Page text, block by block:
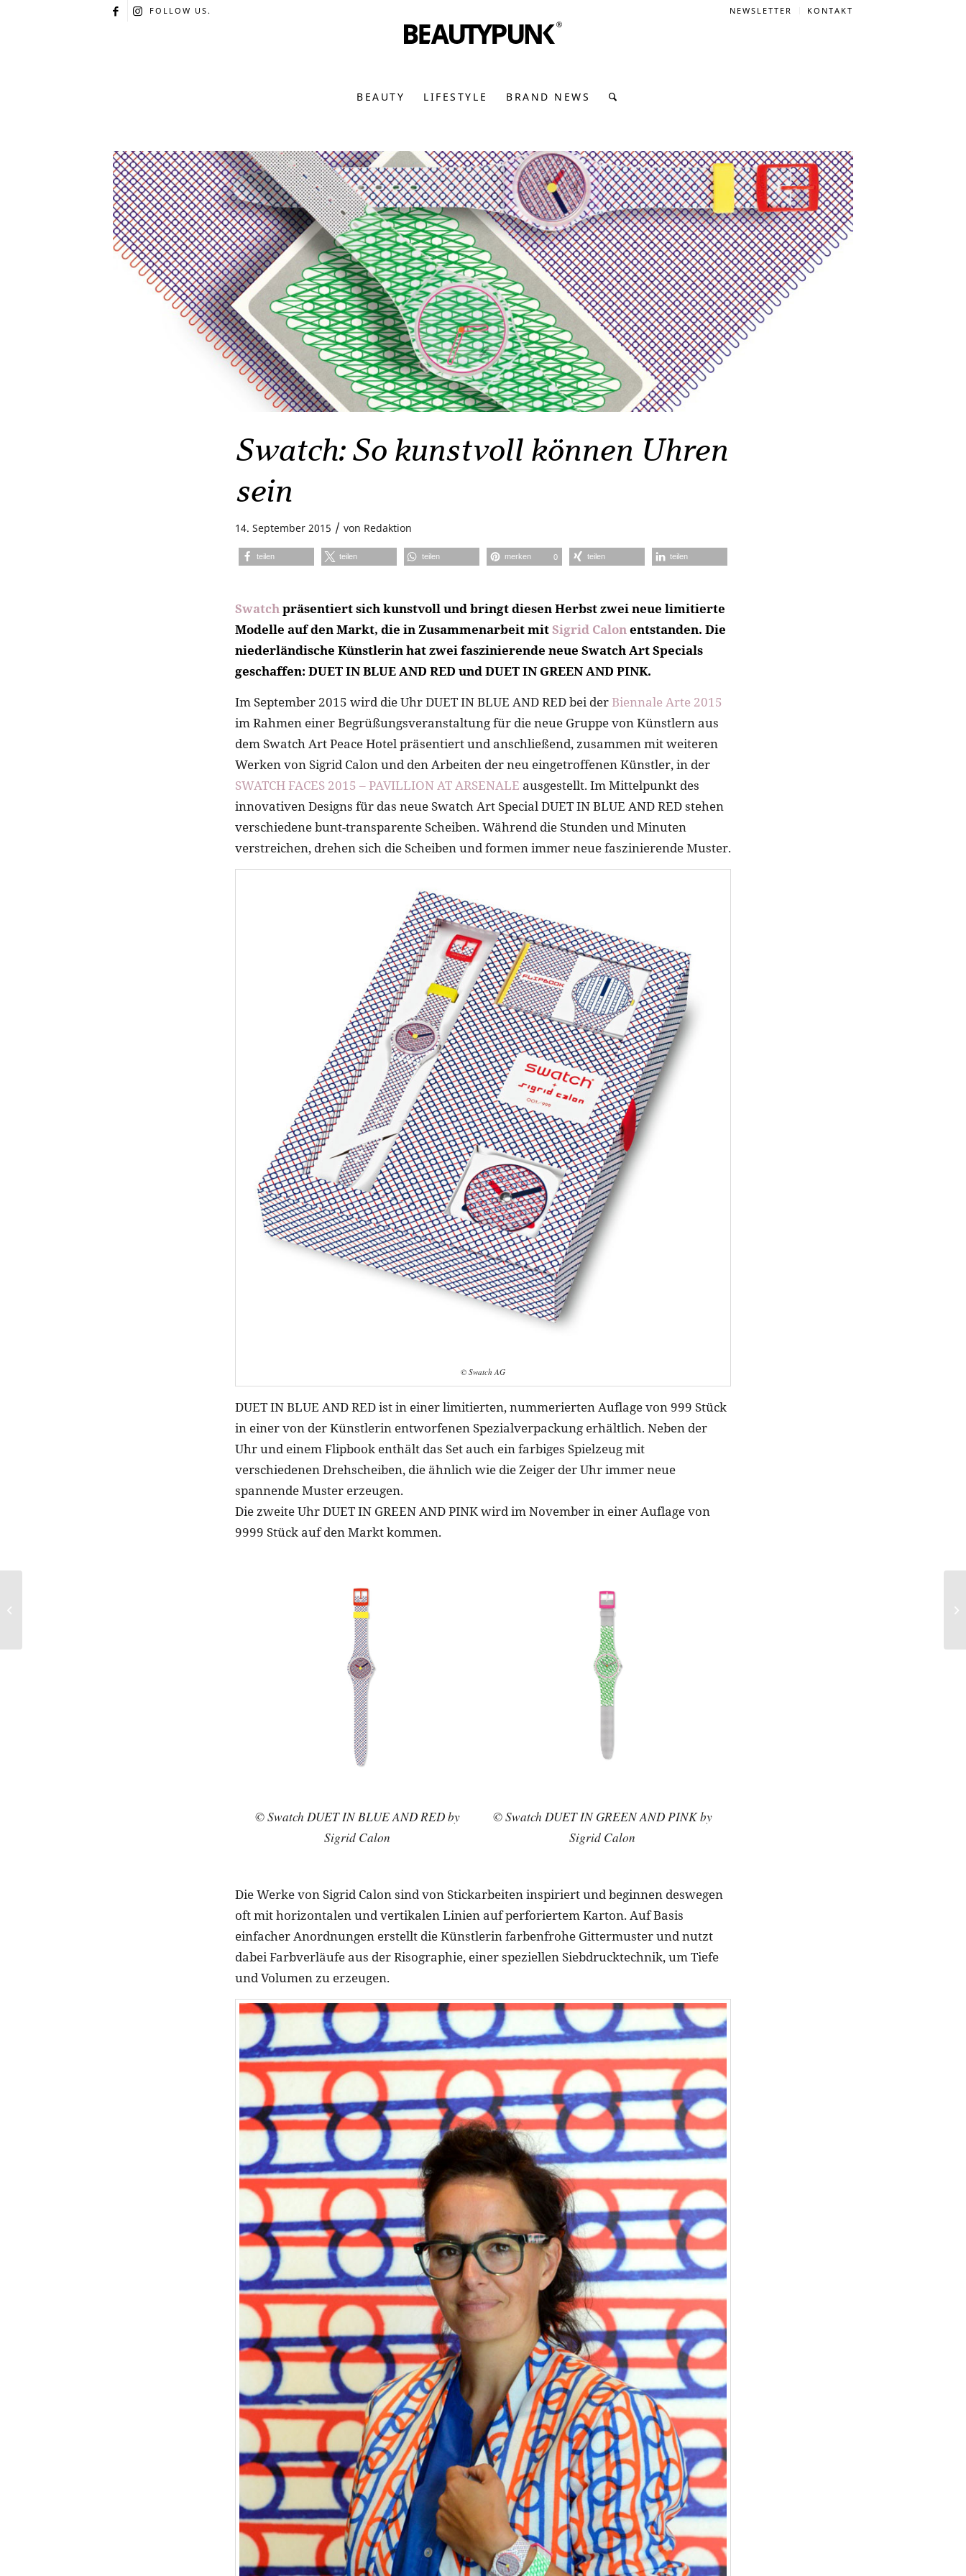
NEWSLETTER KONTAKT
FOLLOW US.
BEAUTY LIFESTYLE BRAND NEWS
Swatch: So kunstvoll können Uhren
sein
14. September 2015 / von Redaktion
teilen teilen teilen merken 0 teilen teilen
Swatchpräsentiert sich kunstvoll und bringt diesen Herbst zwei neue limitierte
Modelle auf den Markt, die in Zusammenarbeit mitSigrid Calonentstanden. Die
niederländische Künstlerin hat zwei faszinierende neue Swatch Art Specials
geschaffen: DUET IN BLUE AND RED und DUET IN GREEN AND PINK.
Im September 2015 wird die Uhr DUET IN BLUE AND RED bei derBiennale Arte 2015
im Rahmen einer Begrüßungsveranstaltung für die neue Gruppe von Künstlern aus
dem Swatch Art Peace Hotel präsentiert und anschließend, zusammen mit weiteren
Werken von Sigrid Calon und den Arbeiten der neu eingetroffenen Künstler, in der
SWATCH FACES 2015 – PAVILLION AT ARSENALE ausgestellt. Im Mittelpunkt des
innovativen Designs für das neue Swatch Art Special DUET IN BLUE AND RED stehen
verschiedene bunt-transparente Scheiben. Während die Stunden und Minuten
verstreichen, drehen sich die Scheiben und formen immer neue faszinierende Muster.
© Swatch AG
DUET IN BLUE AND RED ist in einer limitierten, nummerierten Auflage von 999 Stück
in einer von der Künstlerin entworfenen Spezialverpackung erhältlich. Neben der
Uhr und einem Flipbook enthält das Set auch ein farbiges Spielzeug mit
verschiedenen Drehscheiben, die ähnlich wie die Zeiger der Uhr immer neue
spannende Muster erzeugen.
Die zweite Uhr DUET IN GREEN AND PINK wird im November in einer Auflage von
9999 Stück auf den Markt kommen.
© Swatch DUET IN BLUE AND RED by
Sigrid Calon
© Swatch DUET IN GREEN AND PINK by
Sigrid Calon
Die Werke von Sigrid Calon sind von Stickarbeiten inspiriert und beginnen deswegen
oft mit horizontalen und vertikalen Linien auf perforiertem Karton. Auf Basis
einfacher Anordnungen erstellt die Künstlerin farbenfrohe Gittermuster und nutzt
dabei Farbverläufe aus der Risographie, einer speziellen Siebdrucktechnik, um Tiefe
und Volumen zu erzeugen.